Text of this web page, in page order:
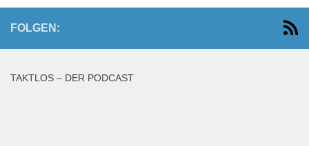
FOLGEN:
TAKTLOS – DER PODCAST